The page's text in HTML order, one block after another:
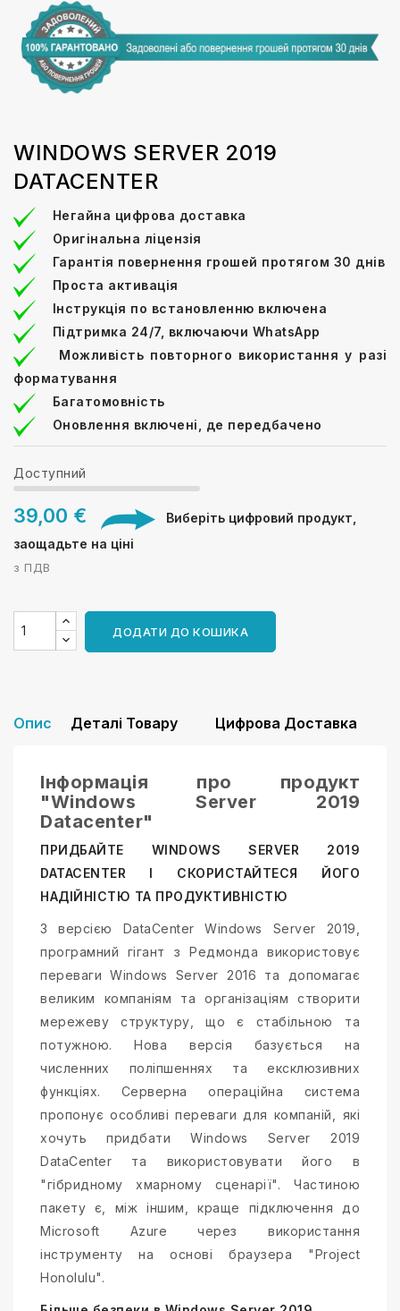
WINDOWS SERVER 2019
DATACENTER
Негайна цифрова доставка
Оригінальна ліцензія
Гарантія повернення грошей протягом 30 днів
Проста активація
Інструкція по встановленню включена
Підтримка 24/7, включаючи WhatsApp
Можливість повторного використання у разі
форматування
Багатомовність
Оновлення включені, де передбачено
Доступний
39,00 €
Виберіть цифровий продукт,
заощадьте на ціні
з ПДВ
ДОДАТИ ДО КОШИКА
Опис Деталі Товару Цифрова Доставка
Інформація про продукт
"Windows Server 2019
Datacenter"
ПРИДБАЙТЕ WINDOWS SERVER 2019
DATACENTER І СКОРИСТАЙТЕСЯ ЙОГО
НАДІЙНІСТЮ ТА ПРОДУКТИВНІСТЮ
З версією DataCenter Windows Server 2019,
програмний гігант з Редмонда використовує
переваги Windows Server 2016 та допомагає
великим компаніям та організаціям створити
мережеву структуру, що є стабільною та
потужною. Нова версія базується на
численних поліпшеннях та ексклюзивних
функціях. Серверна операційна система
пропонує особливі переваги для компаній, які
хочуть придбати Windows Server 2019
DataCenter та використовувати його в
"гібридному хмарному сценарії". Частиною
пакету є, між іншим, краще підключення до
Microsoft Azure через використання
інструменту на основі браузера "Project
Honolulu".